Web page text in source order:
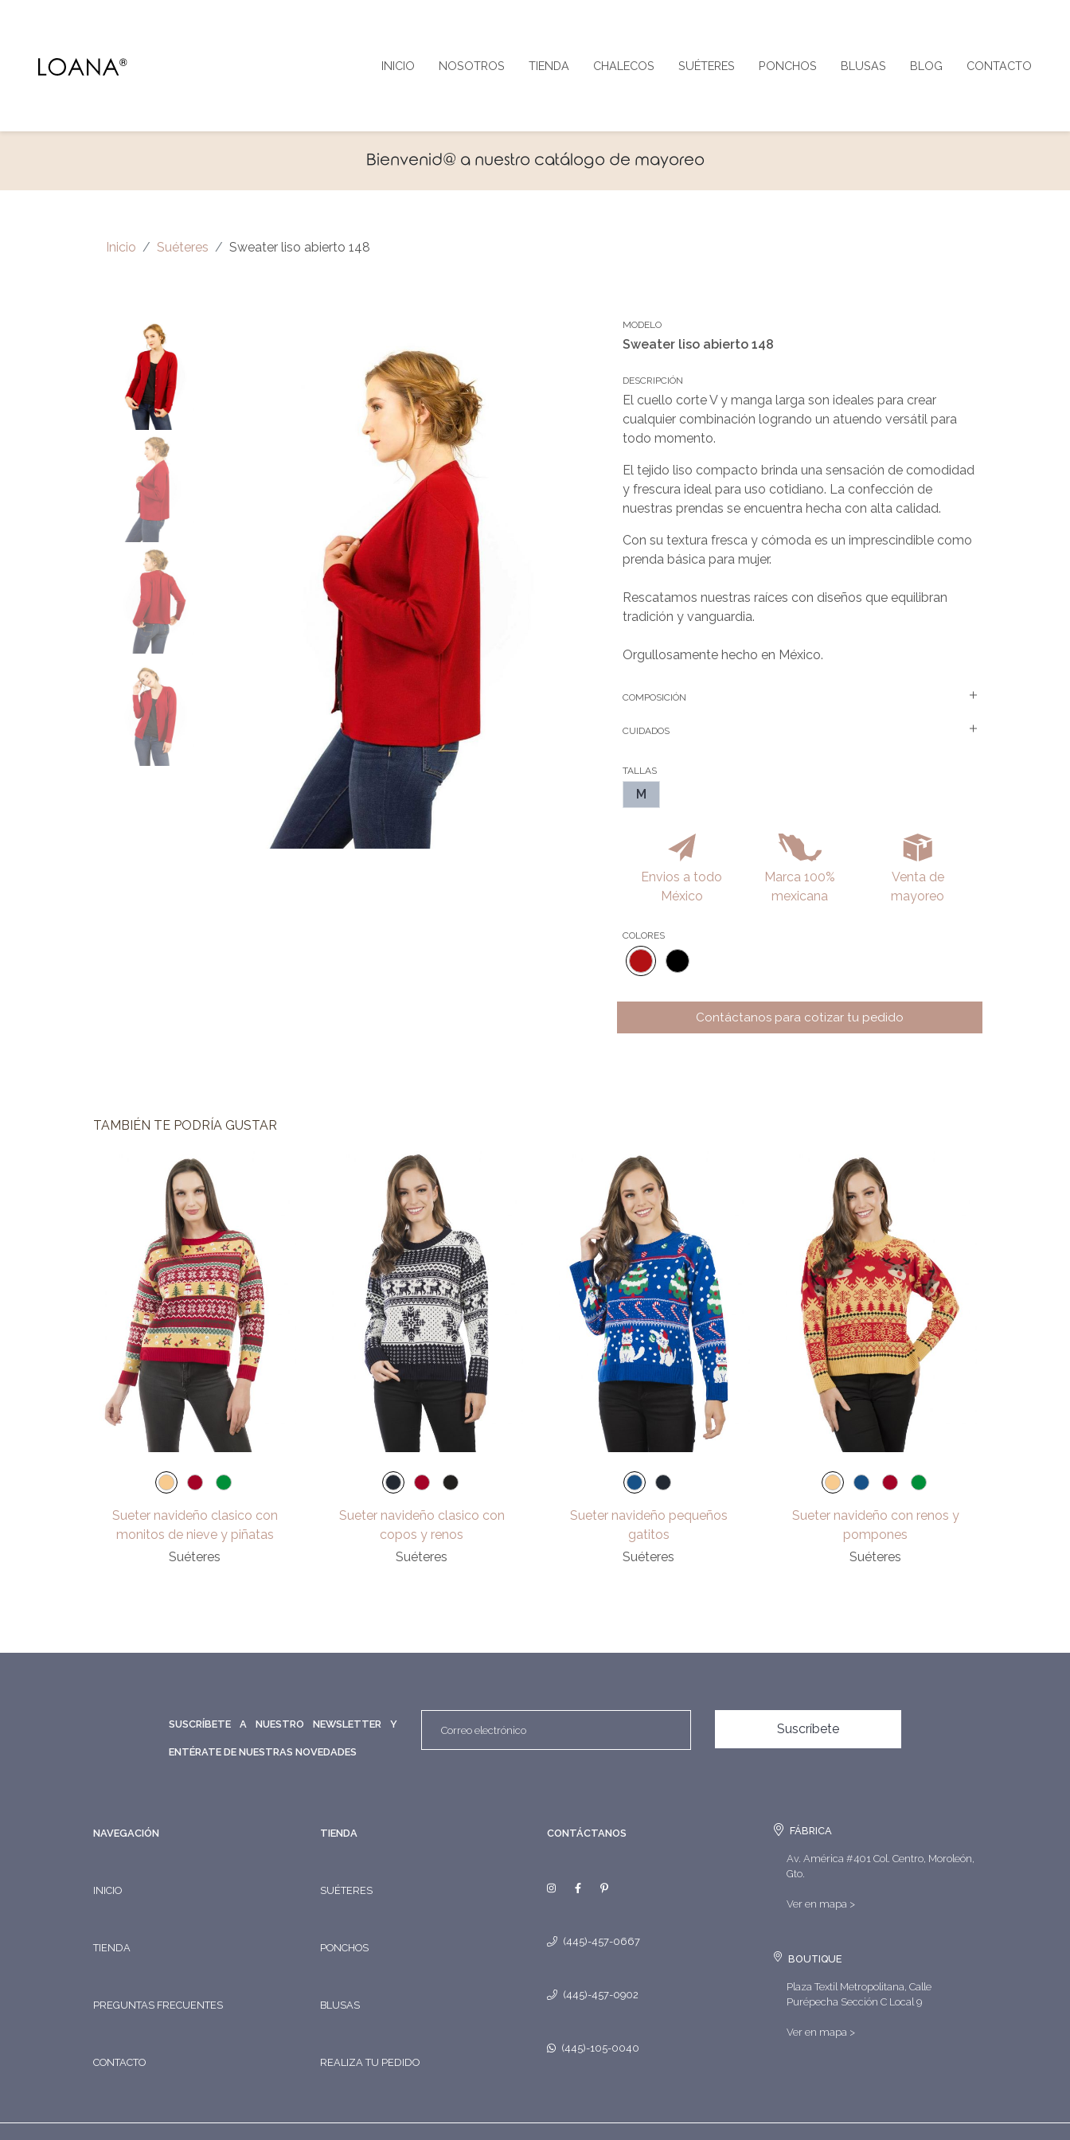
Bienvenid@ a nuestro catálogo de mayoreo
INICIO NOSOTROS TIENDA CHALECOS SUÉTERES PONCHOS BLUSAS BLOG CONTACTO
Inicio Suéteres Sweater liso abierto 148
MODELO
Sweater liso abierto 148
DESCRIPCIÓN
El cuello corte V y manga larga son ideales para crear
cualquier combinación logrando un atuendo versátil para
todo momento.
El tejido liso compacto brinda una sensación de comodidad
y frescura ideal para uso cotidiano. La confección de
nuestras prendas se encuentra hecha con alta calidad.
Con su textura fresca y cómoda es un imprescindible como
prenda básica para mujer.
Rescatamos nuestras raíces con diseños que equilibran
tradición y vanguardia.
Orgullosamente hecho en México.
COMPOSICIÓN
CUIDADOS
TALLAS
M
Envios a todo
México
Marca 100%
mexicana
Venta de
mayoreo
COLORES
Contáctanos para cotizar tu pedido
TAMBIÉN TE PODRÍA GUSTAR
Sueter navideño clasico con
monitos de nieve y piñatas
Suéteres
Sueter navideño clasico con
copos y renos
Suéteres
Sueter navideño pequeños
gatitos
Suéteres
Sueter navideño con renos y
pompones
Suéteres
SUSCRÍBETE A NUESTRO NEWSLETTER Y
ENTÉRATE DE NUESTRAS NOVEDADES
Suscríbete
NAVEGACIÓN
INICIO
TIENDA
PREGUNTAS FRECUENTES
CONTACTO
TIENDA
SUÉTERES
PONCHOS
BLUSAS
REALIZA TU PEDIDO
CONTÁCTANOS
(445)-457-0667
(445)-457-0902
(445)-105-0040
FÁBRICA
Av. América #401 Col. Centro, Moroleón,
Gto.
Ver en mapa >
BOUTIQUE
Plaza Textil Metropolitana, Calle
Purépecha Sección C Local 9
Ver en mapa >